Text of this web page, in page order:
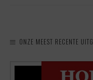
ONZE MEEST RECENTE